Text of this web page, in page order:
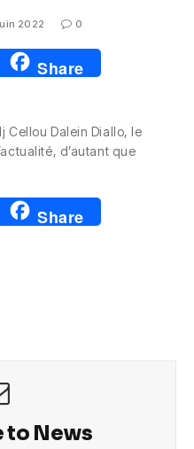
2022 0
Share
Cellou Dalein Diallo, le
d’autant que
Share
to News